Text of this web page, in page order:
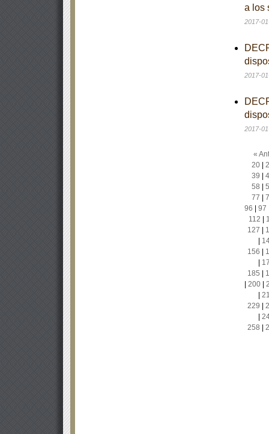
a los
2017-
2017-
2017-
«
20|
39
58
77
96
97
112
127
156
185
200|
229
258